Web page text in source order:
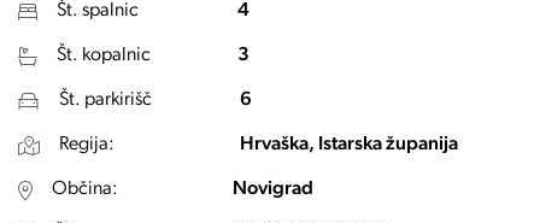
Št. spalnic 4
Št. kopalnic 3
Št. parkirišč 6
Regija: Hrvaška, Istarska županija
Občina: Novigrad